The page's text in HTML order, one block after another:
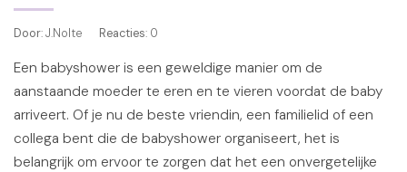
Door: J.Nolte Reacties: 0
Een babyshower is een geweldige manier om de
aanstaande moeder te eren en te vieren voordat de baby
arriveert. Of je nu de beste vriendin, een familielid of een
collega bent die de babyshower organiseert, het is
belangrijk om ervoor te zorgen dat het een onvergetelijke